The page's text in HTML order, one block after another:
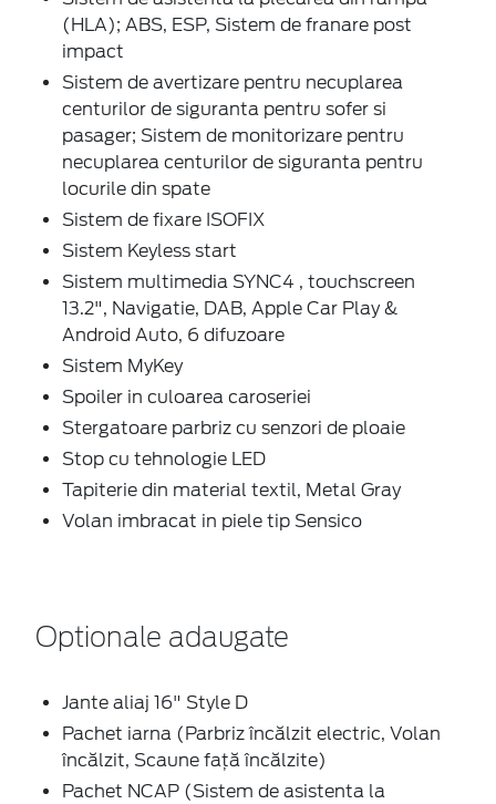
(HLA); ABS, ESP, Sistem de franare post
impact
Sistem de avertizare pentru necuplarea
centurilor de siguranta pentru sofer si
pasager; Sistem de monitorizare pentru
necuplarea centurilor de siguranta pentru
locurile din spate
Sistem de fixare ISOFIX
Sistem Keyless start
Sistem multimedia SYNC4 , touchscreen
13.2", Navigatie, DAB, Apple Car Play &
Android Auto, 6 difuzoare
Sistem MyKey
Spoiler in culoarea caroseriei
Stergatoare parbriz cu senzori de ploaie
Stop cu tehnologie LED
Tapiterie din material textil, Metal Gray
Volan imbracat in piele tip Sensico
Optionale adaugate
Jante aliaj 16" Style D
Pachet iarna (Parbriz încălzit electric, Volan
încălzit, Scaune față încălzite)
Pachet NCAP (Sistem de asistenta la